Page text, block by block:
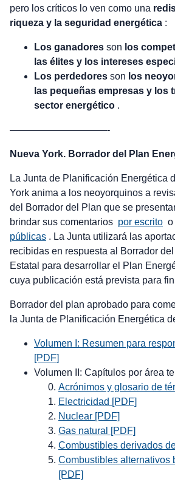
pero los críticos lo ven como una
riqueza y la seguridad energética :
Los ganadores son los
las élites y los intereses
Los perdedores son los
las pequeñas empresas y los
sector energético .
——————————-
Nueva York. Borrador del Plan
La Junta de Planificación Energética
York anima a los neoyorquinos a
del Borrador del Plan que se
brindar sus comentarios por escrito o
públicas . La Junta utilizará las
recibidas en respuesta al Borrador
Estatal para desarrollar el Plan
cuya publicación está prevista para
Borrador del plan aprobado para
la Junta de Planificación Energética
Volumen I: Resumen para
[PDF]
Volumen II: Capítulos por área
Acrónimos y glosario de
Electricidad [PDF]
Nuclear [PDF]
Gas natural [PDF]
Combustibles derivados
Combustibles alternativos
[PDF]